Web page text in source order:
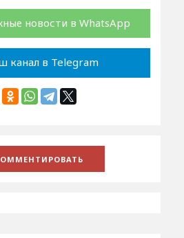
новости в WhatsApp
канал в Telegram